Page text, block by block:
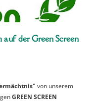
auf der Green Screen
von unserem
GREEN SCREEN